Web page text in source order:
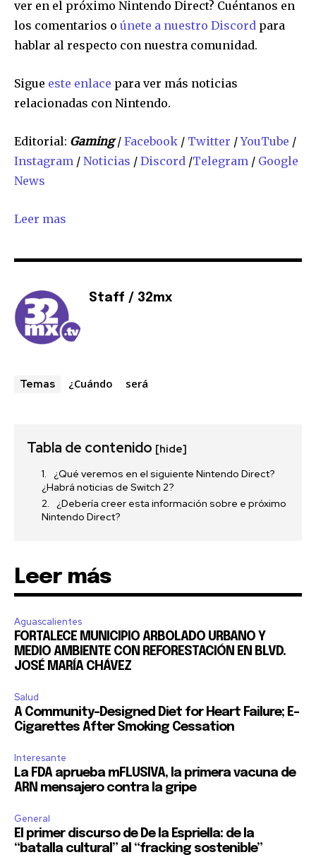
ver en el próximo Nintendo Direct? Cuéntanos en
los comentarios o únete a nuestro Discord para
hablar al respecto con nuestra comunidad.
Sigue este enlace para ver más noticias
relacionadas con Nintendo.
Editorial: Gaming/ Facebook / Twitter /YouTube /
Instagram / Noticias / Discord /Telegram / Google
News
Leer mas
Staff / 32mx
Temas ¿Cuándo será
Tabla de contenido [hide]
¿Qué veremos en el siguiente Nintendo Direct?
¿Habrá noticias de Switch 2?
¿Debería creer esta información sobre e próximo
Nintendo Direct?
Leer más
Aguascalientes
FORTALECE MUNICIPIO ARBOLADO URBANO Y
MEDIO AMBIENTE CON REFORESTACIÓN EN BLVD.
JOSÉ MARÍA CHÁVEZ
Salud
A Community-Designed Diet for Heart Failure; E-
Cigarettes After Smoking Cessation
Interesante
La FDA aprueba mFLUSIVA, la primera vacuna de
ARN mensajero contra la gripe
General
El primer discurso de De la Espriella: de la
“batalla cultural” al “fracking sostenible”